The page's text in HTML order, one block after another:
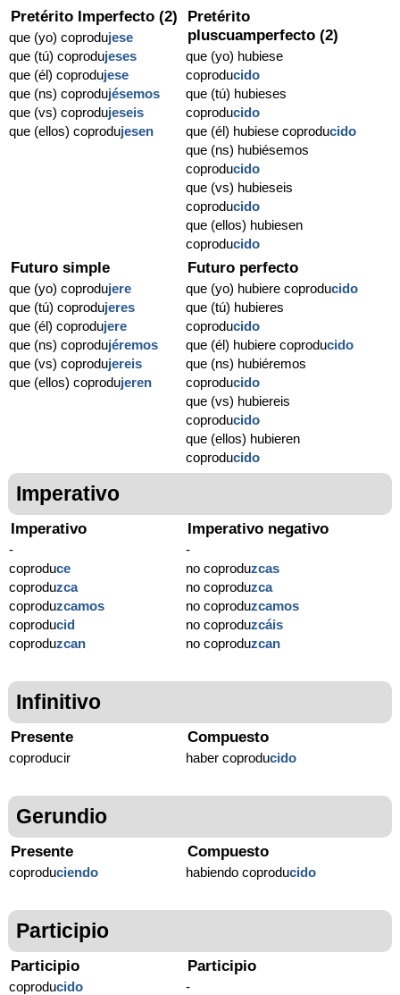
Pretérito Imperfecto (2)
que (yo) coprodujese
que (tú) coprodujeses
que (él) coprodujese
que (ns) coprodujésemos
que (vs) coprodujeseis
que (ellos) coprodujesen
Pretérito
pluscuamperfecto (2)
que (yo) hubiese
coproducido
que (tú) hubieses
coproducido
que (él) hubiese coproducido
que (ns) hubiésemos
coproducido
que (vs) hubieseis
coproducido
que (ellos) hubiesen
coproducido
Futuro simple
que (yo) coprodujere
que (tú) coprodujeres
que (él) coprodujere
que (ns) coprodujéremos
que (vs) coprodujereis
que (ellos) coprodujeren
Futuro perfecto
que (yo) hubiere coproducido
que (tú) hubieres
coproducido
que (él) hubiere coproducido
que (ns) hubiéremos
coproducido
que (vs) hubiereis
coproducido
que (ellos) hubieren
coproducido
Imperativo
Imperativo
-
coproduce
coproduzca
coproduzcamos
coproducid
coproduzcan
Imperativo negativo
-
no coproduzcas
no coproduzca
no coproduzcamos
no coproduzcáis
no coproduzcan
Infinitivo
Presente
coproducir
Compuesto
haber coproducido
Gerundio
Presente
coproduciendo
Compuesto
habiendo coproducido
Participio
Participio
coproducido
Participio
-